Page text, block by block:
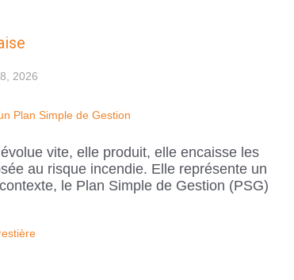
2026
vite, elle produit, elle encaisse les
au risque incendie. Elle représente un
le Plan Simple de Gestion (PSG)